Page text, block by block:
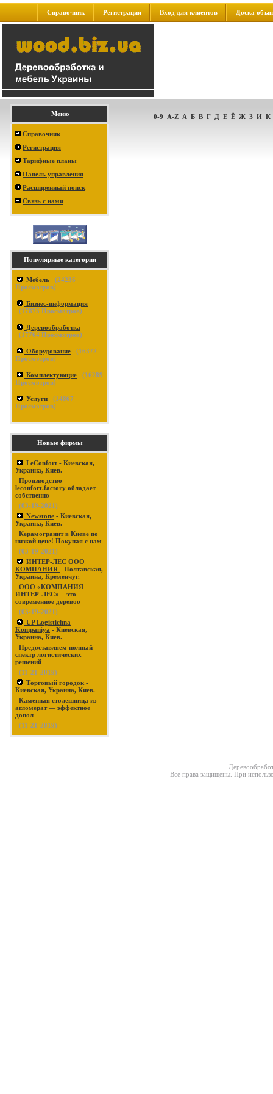
Справочник Регистрация Вход для клиентов Доска
Меню
Справочник
Регистрация
Тарифные планы
Панель управления
Расширенный поиск
Связь с нами
Популярные категории
Мебель (24236
Просмотров)
Бизнес-информация
(17875 Просмотров)
Деревообработка
(17764 Просмотров)
Оборудование (16372
Просмотров)
Комплектующие (16289
Просмотров)
Услуги (14867
Просмотров)
Новые фирмы
LeConfort - Киевская,
Украина, Киев.
Производство
leconfort.factory обладает
собственно
(03-19-2021)
Newstone - Киевская,
Украина, Киев.
Керамогранит в Киеве по
низкой цене! Покупая с нам
(03-19-2021)
ИНТЕР-ЛЕС ООО
КОМПАНИЯ - Полтавская,
Украина, Кременчуг.
ООО «КОМПАНИЯ
ИНТЕР-ЛЕС» – это
современное деревоо
(03-19-2021)
UP Logistichna
Kompaniya - Киевская,
Украина, Киев.
Предоставляем полный
спектр логистических
решений
(11-21-2019)
Торговый городок -
Киевская, Украина, Киев.
Каменная столешница из
агломерат — эффектное
допол
(11-21-2019)
0-9 A-Z А Б В Г Д Е Ё Ж З И К
Все права защищены. При